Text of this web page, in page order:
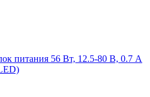
питания 56 Вт, 12.5-80 В, 0.7 А